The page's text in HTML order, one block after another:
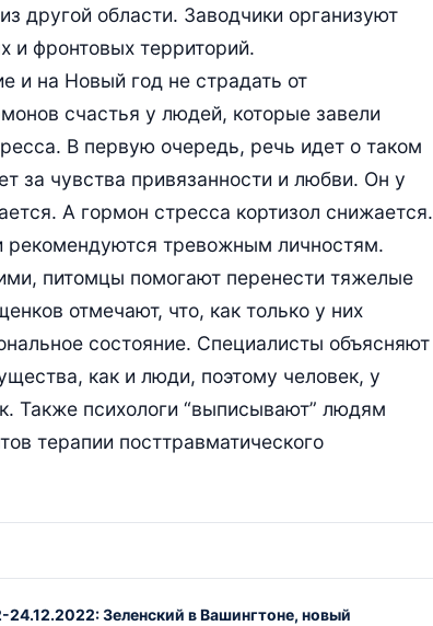
другой области. Заводчики организуют
и фронтовых территорий.
и на Новый год не страдать от
счастья у людей, которые завели
В первую очередь, речь идет о таком
за чувства привязанности и любви. Он у
А гормон стресса кортизол снижается.
тревожным личностям.
питомцы помогают перенести тяжелые
отмечают, что, как только у них
состояние. Специалисты объясняют
как и люди, поэтому человек, у
Также психологи “выписывают” людям
терапии посттравматического
24.12.2022: Зеленский в Вашингтоне, новый